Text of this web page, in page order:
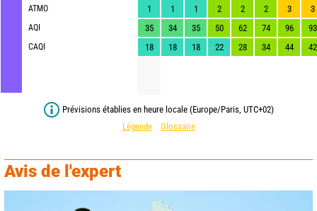
ATMO
AQI
CAQI
1 1 1 2 2 2 3
3
35
34 35 50 62 74 96
93
18
18 18 22 28 34 44 42
Prévisions établies en heure locale (Europe/Paris, UTC+02)
Légende
Glossaire
Avis de l'expert